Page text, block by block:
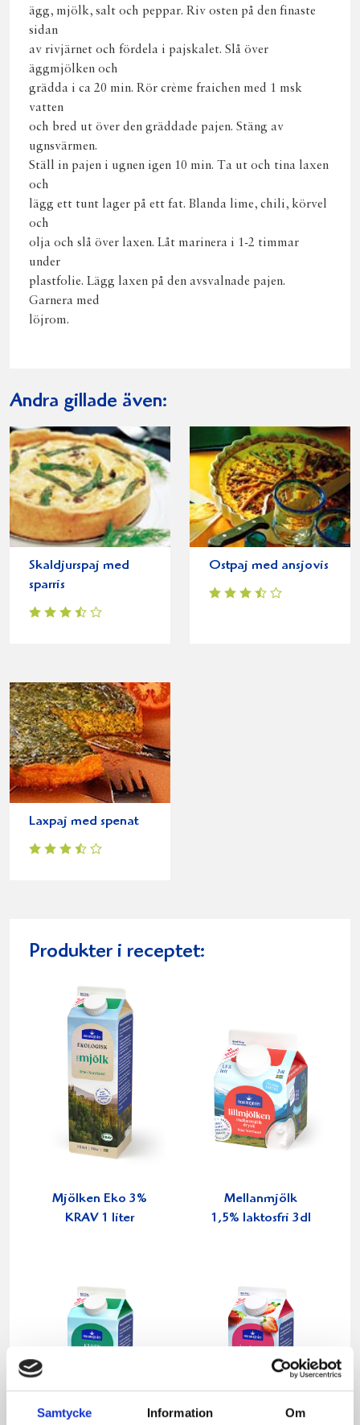
Samtycke Information Om
ägg, mjölk, salt och peppar. Riv osten på den finaste
sidan
av rivjärnet och fördela i pajskalet. Slå över
äggmjölken och
grädda i ca 20 min. Rör crème fraichen med 1 msk
vatten
och bred ut över den gräddade pajen. Stäng av
ugnsvärmen.
Ställ in pajen i ugnen igen 10 min. Ta ut och tina laxen
och
lägg ett tunt lager på ett fat. Blanda lime, chili, körvel
och
olja och slå över laxen. Låt marinera i 1-2 timmar
under
plastfolie. Lägg laxen på den avsvalnade pajen.
Garnera med
löjrom.
Andra gillade även:
Skaldjurspaj med
sparris
Ostpaj med ansjovis
Laxpaj med spenat
Produkter i receptet:
Mjölken Eko 3%
KRAV 1 liter
Mellanmjölk
1,5% laktosfri 3dl